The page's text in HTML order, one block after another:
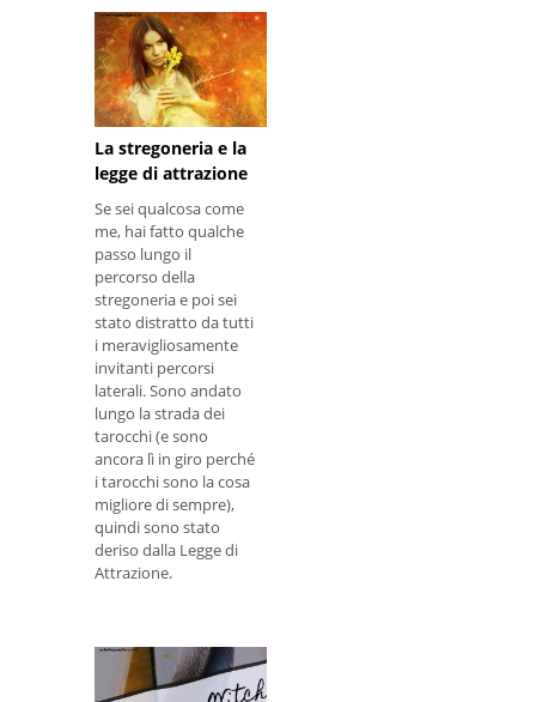
scuro e altre immagini
che sembrano
qualcosa di appena
uscito un film horror
La stregoneria e la
legge di attrazione
Se sei qualcosa come
me, hai fatto qualche
passo lungo il
percorso della
stregoneria e poi sei
stato distratto da tutti
i meravigliosamente
invitanti percorsi
laterali. Sono andato
lungo la strada dei
tarocchi (e sono
ancora lì in giro perché
i tarocchi sono la cosa
migliore di sempre),
quindi sono stato
deriso dalla Legge di
Attrazione.